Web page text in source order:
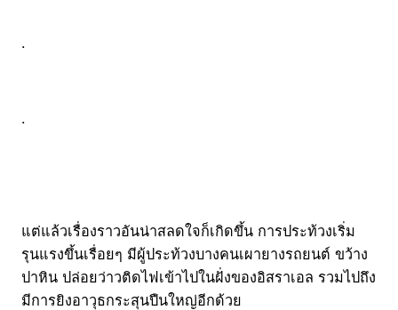
.
.
แต่แล้วเรื่องราวอันน่าสลดใจก็เกิดขึ้น การประท้วงเริ่ม
รุนแรงขึ้นเรื่อยๆ มีผู้ประท้วงบางคนเผายางรถยนต์ ขว้าง
ปาหิน ปล่อยว่าวติดไฟเข้าไปในฝั่งของอิสราเอล รวมไปถึง
มีการยิงอาวุธกระสุนปืนใหญ่อีกด้วย